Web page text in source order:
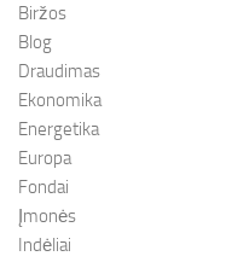
Biržos
Blog
Draudimas
Ekonomika
Energetika
Europa
Fondai
Įmonės
Indėliai